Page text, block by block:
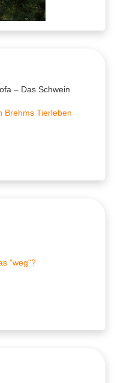
– Das Schwein
Brehms Tierleben
"weg"?